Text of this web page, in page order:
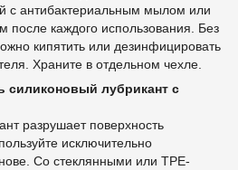
с антибактериальным мылом или
после каждого использования. Без
кипятить или дезинфицировать
Храните в отдельном чехле.
силиконовый лубрикант с
разрушает поверхность
исключительно
Со стеклянными или TPE-